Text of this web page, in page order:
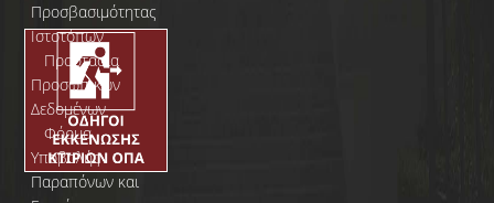
Προσβασιμότητας
Ιστοτόπων
Προστασία
Προσωπικών
Δεδομένων
Φόρμα
Yποβολής
Παραπόνων και